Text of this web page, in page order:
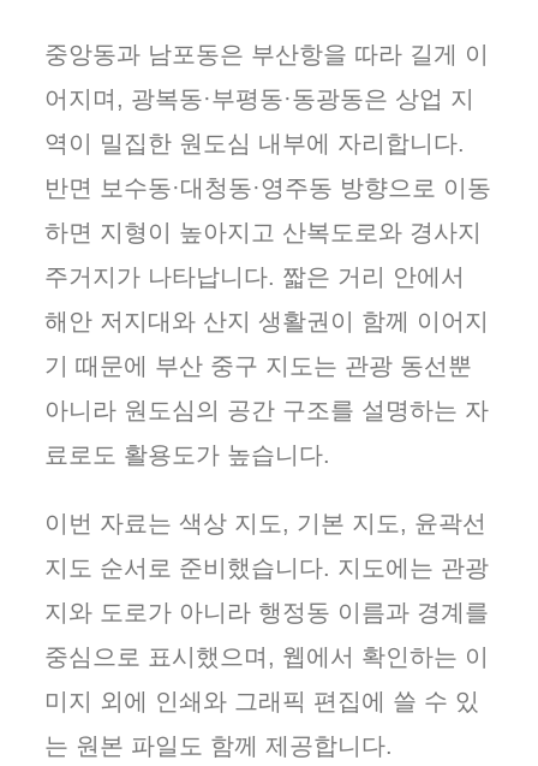
중앙동과 남포동은 부산항을 따라 길게 이
어지며, 광복동·부평동·동광동은 상업 지
역이 밀집한 원도심 내부에 자리합니다.
반면 보수동·대청동·영주동 방향으로 이동
하면 지형이 높아지고 산복도로와 경사지
주거지가 나타납니다. 짧은 거리 안에서
해안 저지대와 산지 생활권이 함께 이어지
기 때문에 부산 중구 지도는 관광 동선뿐
아니라 원도심의 공간 구조를 설명하는 자
료로도 활용도가 높습니다.
이번 자료는 색상 지도, 기본 지도, 윤곽선
지도 순서로 준비했습니다. 지도에는 관광
지와 도로가 아니라 행정동 이름과 경계를
중심으로 표시했으며, 웹에서 확인하는 이
미지 외에 인쇄와 그래픽 편집에 쓸 수 있
는 원본 파일도 함께 제공합니다.